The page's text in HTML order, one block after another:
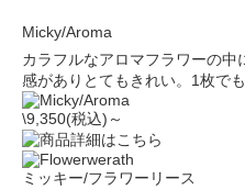
Micky/Aroma
カラフルなアロマフラワーの
感がありとてもきれい。1枚で
\9,350(税込)～
ミッキー/フラワーリース